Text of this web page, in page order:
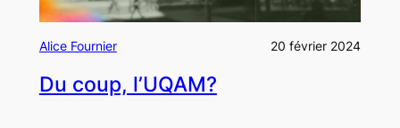
Alice Fournier 20 février 2024
Du coup, l’UQAM?